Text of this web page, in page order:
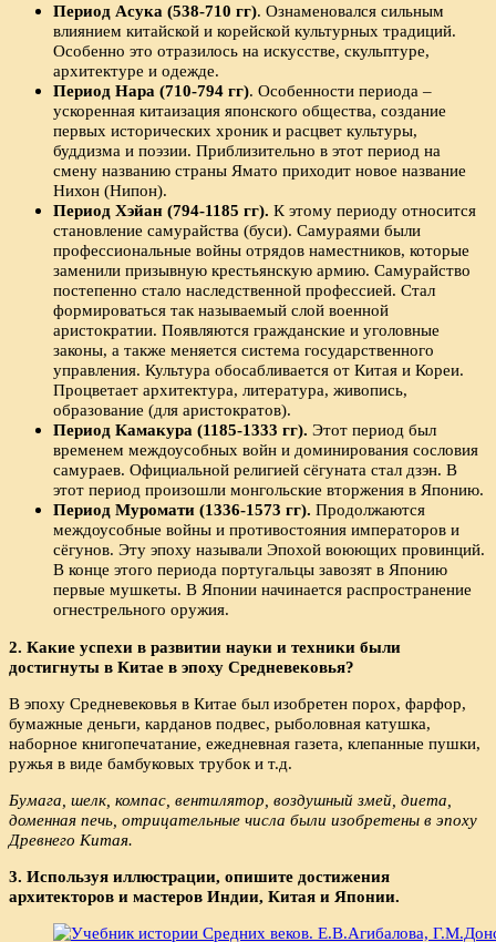
Период Асука (538-710 гг). Ознаменовался сильным
влиянием китайской и корейской культурных традиций.
Особенно это отразилось на искусстве, скульптуре,
архитектуре и одежде.
Период Нара (710-794 гг). Особенности периода –
ускоренная китаизация японского общества, создание
первых исторических хроник и расцвет культуры,
буддизма и поэзии. Приблизительно в этот период на
смену названию страны Ямато приходит новое название
Нихон (Нипон).
Период Хэйан (794-1185 гг). К этому периоду относится
становление самурайства (буси). Самураями были
профессиональные войны отрядов наместников, которые
заменили призывную крестьянскую армию. Самурайство
постепенно стало наследственной профессией. Стал
формироваться так называемый слой военной
аристократии. Появляются гражданские и уголовные
законы, а также меняется система государственного
управления. Культура обосабливается от Китая и Кореи.
Процветает архитектура, литература, живопись,
образование (для аристократов).
Период Камакура (1185-1333 гг). Этот период был
временем междоусобных войн и доминирования сословия
самураев. Официальной религией сёгуната стал дзэн. В
этот период произошли монгольские вторжения в Японию.
Период Муромати (1336-1573 гг). Продолжаются
междоусобные войны и противостояния императоров и
сёгунов. Эту эпоху называли Эпохой воюющих провинций.
В конце этого периода португальцы завозят в Японию
первые мушкеты. В Японии начинается распространение
огнестрельного оружия.
2. Какие успехи в развитии науки и техники были
достигнуты в Китае в эпоху Средневековья?
В эпоху Средневековья в Китае был изобретен порох, фарфор,
бумажные деньги, карданов подвес, рыболовная катушка,
наборное книгопечатание, ежедневная газета, клепанные пушки,
ружья в виде бамбуковых трубок и т.д.
Бумага, шелк, компас, вентилятор, воздушный змей, диета,
доменная печь, отрицательные числа были изобретены в эпоху
Древнего Китая.
3. Используя иллюстрации, опишите достижения
архитекторов и мастеров Индии, Китая и Японии.